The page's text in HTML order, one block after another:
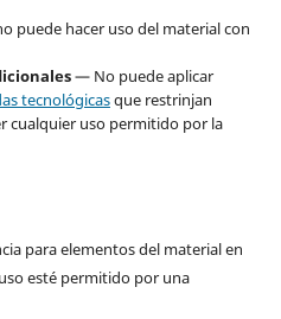
puede hacer uso del material con
— No puede aplicar
tecnológicasque restrinjan
cualquier uso permitido por la
para elementos del material en
esté permitido por una